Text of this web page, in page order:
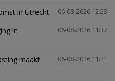
06-08-2026 12:53
in Utrecht
06-08-2026 11:37
in
06-08-2026 11:21
maakt